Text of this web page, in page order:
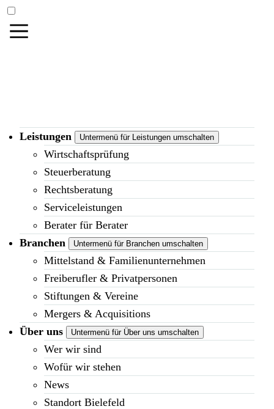
Leistungen Untermenü für Leistungen umschalten
Wirtschaftsprüfung
Steuerberatung
Rechtsberatung
Serviceleistungen
Berater für Berater
Branchen
Untermenü für Branchen umschalten
Mittelstand & Familienunternehmen
Freiberufler & Privatpersonen
Stiftungen & Vereine
Mergers & Acquisitions
Über uns
Untermenü für Über uns umschalten
Wer wir sind
Wofür wir stehen
News
Standort Bielefeld